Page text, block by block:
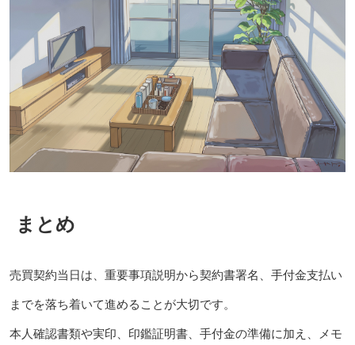
まとめ
売買契約当日は、重要事項説明から契約書署名、手付金支払い
までを落ち着いて進めることが大切です。
本人確認書類や実印、印鑑証明書、手付金の準備に加え、メモ